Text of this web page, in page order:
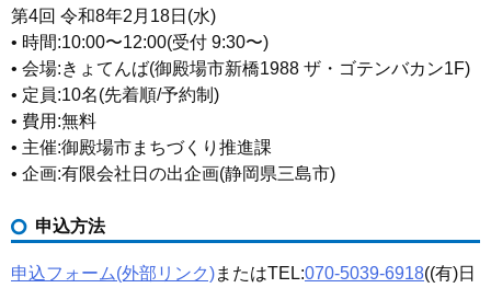
第4回 令和8年2月18日(水)
• 時間:10:00〜12:00(受付 9:30〜)
• 会場:きょてんば(御殿場市新橋1988 ザ・ゴテンバカン1F)
• 定員:10名(先着順/予約制)
• 費用:無料
• 主催:御殿場市まちづくり推進課
• 企画:有限会社日の出企画(静岡県三島市)
申込方法
申込フォーム(外部リンク)またはTEL:070-5039-6918((有)日